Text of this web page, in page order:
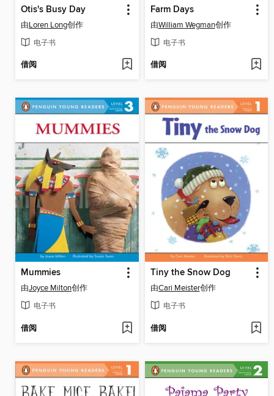
Otis's Busy Day
由Loren Long创作
电子书
借阅
Farm Days
由William Wegman创作
电子书
借阅
Mummies
由Joyce Milton创作
电子书
借阅
Tiny the Snow Dog
由Cari Meister创作
电子书
借阅